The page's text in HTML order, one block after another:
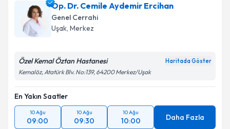
Op. Dr. Cemile Aydemir Ercihan
Genel Cerrahi
Uşak, Merkez
Özel Kemal Öztan Hastanesi Haritada Göster
Kemalöz, Atatürk Blv. No:139, 64200 Merkez/Uşak
En Yakın Saatler
10 Ağu
09:00
10 Ağu
09:30
10 Ağu
10:00 Daha Fazla